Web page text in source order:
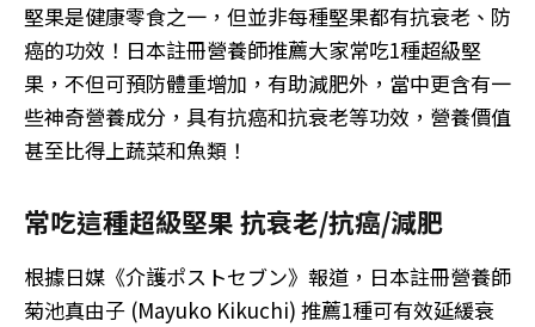
堅果是健康零食之一，但並非每種堅果都有抗衰老、防
癌的功效！日本註冊營養師推薦大家常吃1種超級堅
果，不但可預防體重增加，有助減肥外，當中更含有一
些神奇營養成分，具有抗癌和抗衰老等功效，營養價值
甚至比得上蔬菜和魚類！
常吃這種超級堅果 抗衰老/抗癌/減肥
根據日媒《介護ポストセブン》報道，日本註冊營養師
菊池真由子 (Mayuko Kikuchi) 推薦1種可有效延緩衰